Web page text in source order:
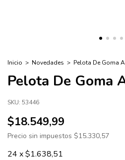
Inicio > Novedades > Pelota De Goma
Pelota De Goma
SKU: 53446
$18.549,99
Precio sin impuestos $15.330,57
24 x$1.638,51